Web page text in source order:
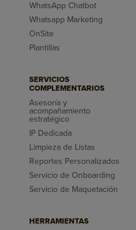
WhatsApp Chatbot
Whatsapp Marketing
OnSite
Plantillas
SERVICIOS
COMPLEMENTARIOS
Asesoría y
acompañamiento
estratégico
IP Dedicada
Limpieza de Listas
Reportes Personalizados
Servicio de Onboarding
Servicio de Maquetación
HERRAMIENTAS